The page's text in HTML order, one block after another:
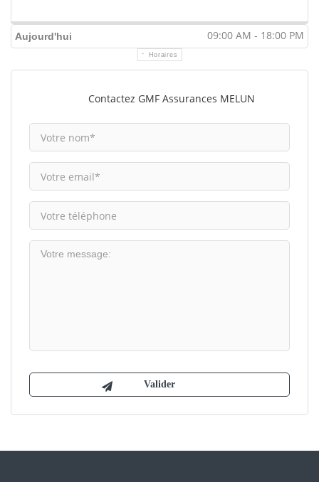
Aujourd'hui 09:00 AM - 18:00 PM
Horaires
Contactez GMF Assurances MELUN